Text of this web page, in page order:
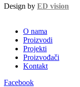
Design by ED vision
O nama
Proizvodi
Projekti
Proizvođači
Kontakt
Facebook